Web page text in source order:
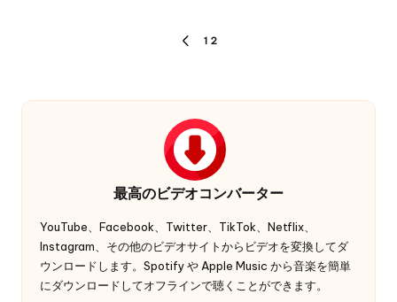
ナ
シ
ョ
ン
PREVIOUS
1 2
最高のビデオコンバーター
YouTube、Facebook、Twitter、TikTok、Netflix、
Instagram、その他のビデオサイトからビデオを変換してダ
ウンロードします。Spotify や Apple Music から音楽を簡単
にダウンロードしてオフラインで聴くことができます。